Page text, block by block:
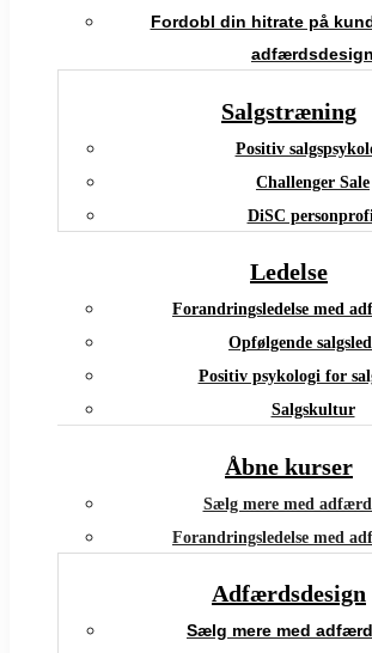
Fordobl din hitrate på
adfærdsdesign
Salgstræning
Positiv
Challenger Sale
DiSC
Ledelse
Forandringsledelse med
Opfølgende
Positiv psykologi for
Salgskultur
Åbne kurser
Sælg mere med
Forandringsledelse med
Adfærdsdesign
Sælg mere med